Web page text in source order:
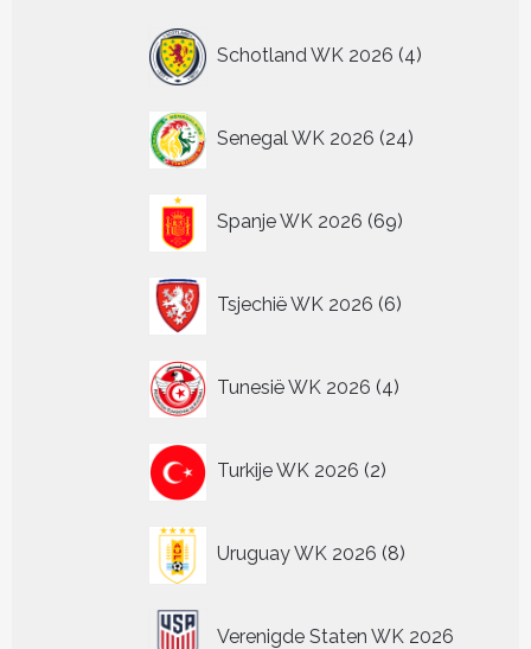
Schotland WK 2026 4
producten
Senegal WK 2026 24
producten
Spanje WK 2026 69
producten
Tsjechië WK 2026 6
producten
Tunesië WK 2026 4
producten
Turkije WK 2026 2
producten
Uruguay WK 2026 8
producten
Verenigde Staten WK 2026